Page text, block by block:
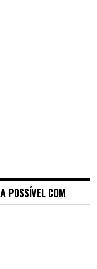
POSSÍVEL COM